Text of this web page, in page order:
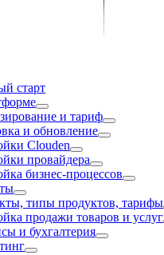
старт
и тариф
и обновление
Clouden
провайдера
бизнес-процессов
типы продуктов, тарифы
продажи товаров и услуг
и бухгалтерия